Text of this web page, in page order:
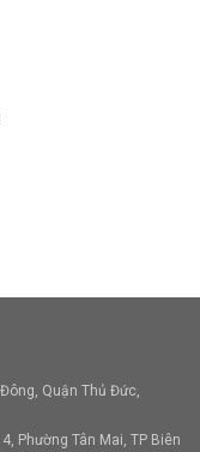
Quận Thủ Đức,
Phường Tân Mai, TP Biên